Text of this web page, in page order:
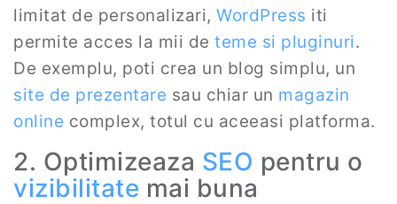
limitat de personalizari, WordPress iti
permite acces la mii de teme si pluginuri.
De exemplu, poti crea un blog simplu, un
site de prezentare sau chiar un magazin
online complex, totul cu aceeasi platforma.
2. Optimizeaza SEO pentru o
vizibilitate mai buna